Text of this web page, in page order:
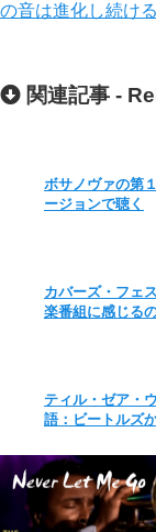
の音は進化し続ける
関連記事 -
ボサノヴァの第
ージョンで聴く
カバーズ・フェ
楽番組に感じる
ティル・ゼア・
語：ビートルズ